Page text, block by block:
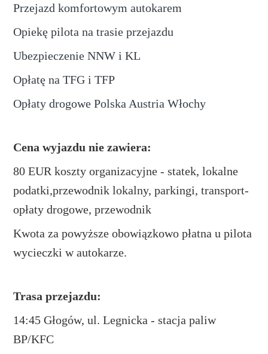
Przejazd komfortowym autokarem
Opiekę pilota na trasie przejazdu
Ubezpieczenie NNW i KL
Opłatę na TFG i TFP
Opłaty drogowe Polska Austria Włochy
Cena wyjazdu nie zawiera:
80 EUR koszty organizacyjne - statek, lokalne
podatki,przewodnik lokalny, parkingi, transport-
opłaty drogowe, przewodnik
Kwota za powyższe obowiązkowo płatna u pilota
wycieczki w autokarze.
Trasa przejazdu:
14:45 Głogów, ul. Legnicka - stacja paliw
BP/KFC